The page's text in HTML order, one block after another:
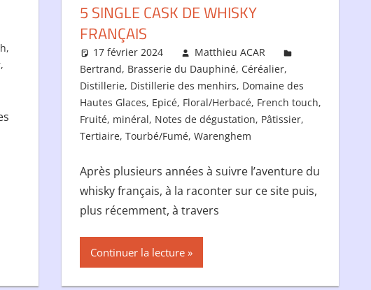
,
,
5 SINGLE CASK DE WHISKY
FRANÇAIS
17 février 2024
Matthieu ACAR
Bertrand, Brasserie du Dauphiné, Céréalier,
Distillerie, Distillerie des menhirs, Domaine des
Hautes Glaces, Epicé, Floral/Herbacé, French touch,
Fruité, minéral, Notes de dégustation, Pâtissier,
Tertiaire, Tourbé/Fumé, Warenghem
Après plusieurs années à suivre l’aventure du
whisky français, à la raconter sur ce site puis,
plus récemment, à travers
Continuer la lecture